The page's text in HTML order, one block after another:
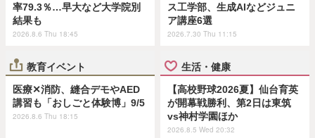
率79.3％…早大など大学院別
結果も
2026.8.6 Thu 18:45
ス工学部、生成AIなどジュニ
ア講座6選
2026.7.30 Thu 11:15
教育イベント
医療✕消防、縫合デモやAED
講習も「おしごと体験博」9/5
2026.8.6 Thu 18:15
生活・健康
【高校野球2026夏】仙台育英
が開幕戦勝利、第2日は東筑
vs神村学園ほか
2026.8.5 Wed 20:32